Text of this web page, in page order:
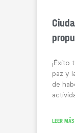
¡Éxito
paz y
de
LEER